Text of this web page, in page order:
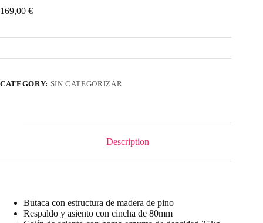
169,00 €
CATEGORY: SIN CATEGORIZAR
Description
Butaca con estructura de madera de pino
Respaldo y asiento con cincha de 80mm